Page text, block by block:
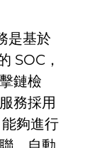
是基於
SOC，
鏈檢
務採用
夠進行